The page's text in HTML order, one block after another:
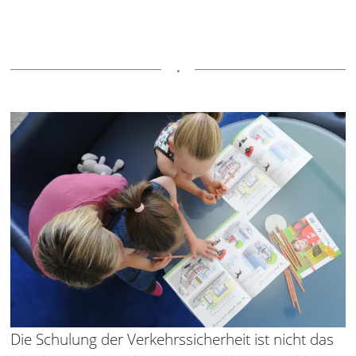
Die Schulung der Verkehrssicherheit ist nicht das